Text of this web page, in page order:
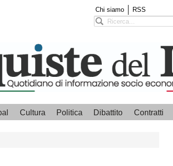
Chi siamo RSS
Cultura Politica Dibattito Contratti